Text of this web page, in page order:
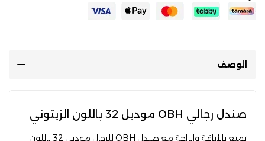
الوصف
صندل رجالي OBH موديل 32 باللون الزيتوني
تمتع بالأناقة والراحة مع صندل OBH للرجال موديل 32 باللون